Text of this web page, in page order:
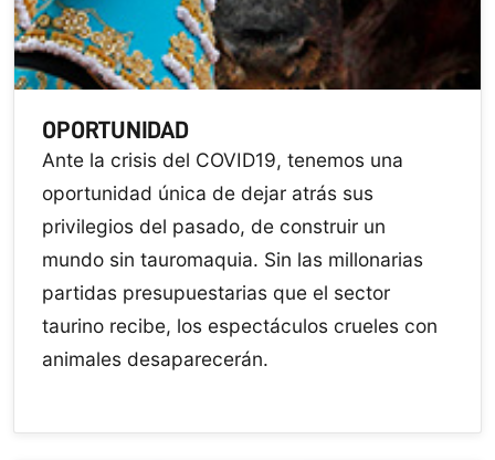
OPORTUNIDAD
Ante la crisis del COVID19, tenemos una
oportunidad única de dejar atrás sus
privilegios del pasado, de construir un
mundo sin tauromaquia. Sin las millonarias
partidas presupuestarias que el sector
taurino recibe, los espectáculos crueles con
animales desaparecerán.